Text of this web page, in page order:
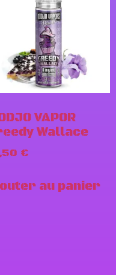
VAPOR
Wallace
€
au panier